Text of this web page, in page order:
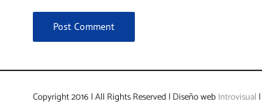
Copyright 2016 | All Rights Reserved | Diseño webIntrovisual |